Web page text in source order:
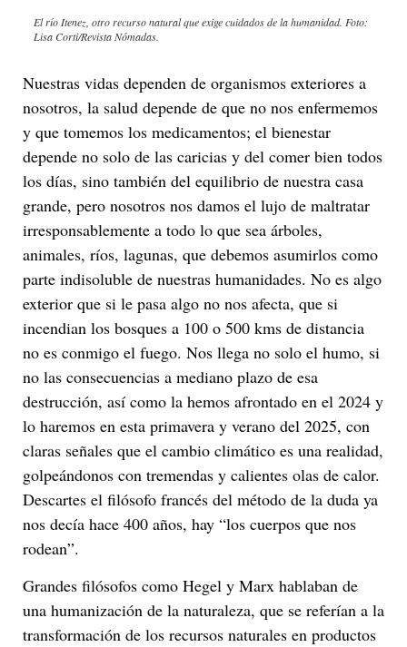
El río Itenez, otro recurso natural que exige cuidados de la humanidad. Foto:
Lisa Corti/Revista Nómadas.
Nuestras vidas dependen de organismos exteriores a
nosotros, la salud depende de que no nos enfermemos
y que tomemos los medicamentos; el bienestar
depende no solo de las caricias y del comer bien todos
los días, sino también del equilibrio de nuestra casa
grande, pero nosotros nos damos el lujo de maltratar
irresponsablemente a todo lo que sea árboles,
animales, ríos, lagunas, que debemos asumirlos como
parte indisoluble de nuestras humanidades. No es algo
exterior que si le pasa algo no nos afecta, que si
incendian los bosques a 100 o 500 kms de distancia
no es conmigo el fuego. Nos llega no solo el humo, si
no las consecuencias a mediano plazo de esa
destrucción, así como la hemos afrontado en el 2024 y
lo haremos en esta primavera y verano del 2025, con
claras señales que el cambio climático es una realidad,
golpeándonos con tremendas y calientes olas de calor.
Descartes el filósofo francés del método de la duda ya
nos decía hace 400 años, hay “los cuerpos que nos
rodean”.
Grandes filósofos como Hegel y Marx hablaban de
una humanización de la naturaleza, que se referían a la
transformación de los recursos naturales en productos